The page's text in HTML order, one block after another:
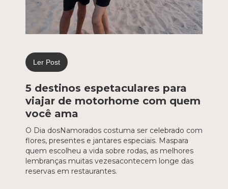
Ler Post
5 destinos espetaculares para
viajar de motorhome com quem
você ama
O Dia dosNamorados costuma ser celebrado com
flores, presentes e jantares especiais. Maspara
quem escolheu a vida sobre rodas, as melhores
lembranças muitas vezesacontecem longe das
reservas em restaurantes.